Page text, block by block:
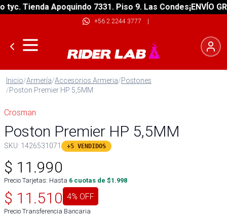
Tienda Apoquindo 7331. Piso 9. Las Condes¡ENVÍO
+56 2 2244 3777 |
Inicio/Armería/Accesorios Armeria/Postones
/Poston Premier HP 5,5MM
Crosman
Poston Premier HP 5,5MM
SKU: 1426531071 +5 VENDIDOS
$ 11.990
Precio Tarjetas: Hasta 6 cuotas de $1.998
$ 11.510 4% OFF
Precio Transferencia Bancaria